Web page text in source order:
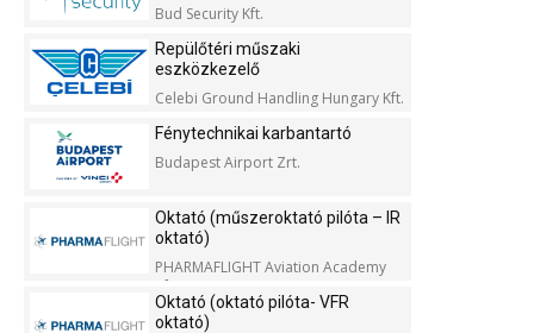
Bud Security Kft.
Repülőtéri műszaki
eszközkezelő
Celebi Ground Handling Hungary Kft.
Fénytechnikai karbantartó
Budapest Airport Zrt.
Oktató (műszeroktató pilóta – IR
oktató)
PHARMAFLIGHT Aviation Academy
Kft.
Oktató (oktató pilóta- VFR
oktató)